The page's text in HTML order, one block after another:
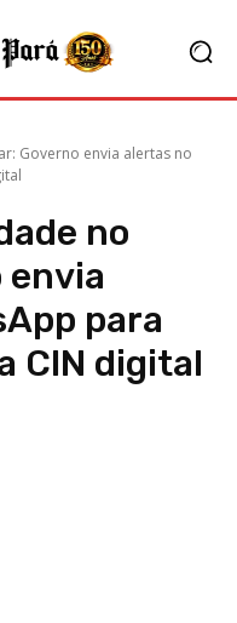
Governo envia alertas no
no
envia
para
CIN digital